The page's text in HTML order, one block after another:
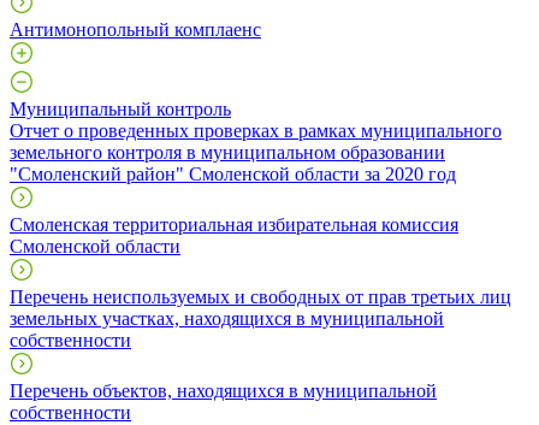
Антимонопольный комплаенс
Муниципальный контроль
Отчет о проведенных проверках в рамках муниципального
земельного контроля в муниципальном образовании
"Смоленский район" Смоленской области за 2020 год
Смоленская территориальная избирательная комиссия
Смоленской области
Перечень неиспользуемых и свободных от прав третьих лиц
земельных участках, находящихся в муниципальной
собственности
Перечень объектов, находящихся в муниципальной
собственности